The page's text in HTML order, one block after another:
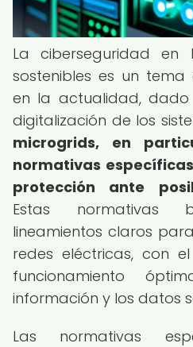
La ciberseguridad en
sostenibles es un
en la actualidad,
digitalización de los
microgrids, en
normativas
protección ante
Estas normativas
lineamientos claros
redes eléctricas, con
funcionamiento
información y los datos
Las normativas